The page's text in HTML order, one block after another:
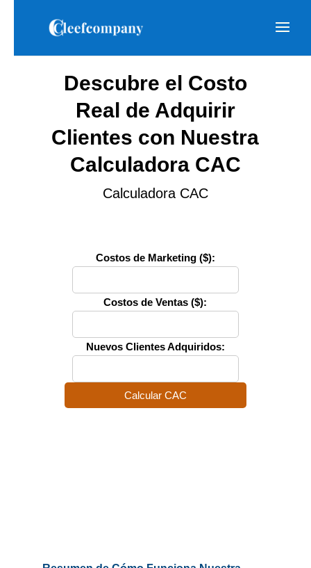
Descubre el Costo
Real de Adquirir
Clientes con Nuestra
Calculadora CAC
Calculadora CAC
Costos de Marketing ($):
Costos de Ventas ($):
Nuevos Clientes Adquiridos:
Calcular CAC